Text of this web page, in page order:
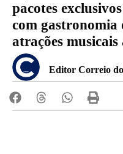
pacotes
com gastronomia
atrações musicais
Editor Correio